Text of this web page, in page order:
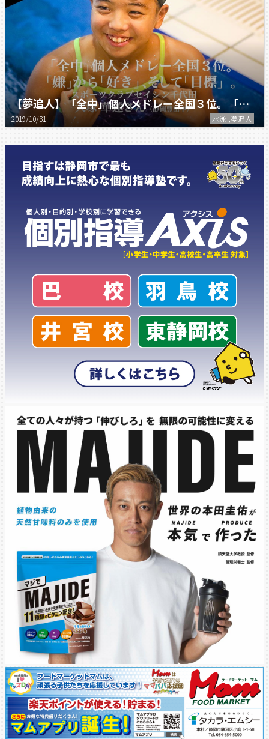
【夢追人】「全中」個人メドレー全国３位。「嫌」から「好き」、そして「目標」。
2019/10/31 水泳 ,夢追人